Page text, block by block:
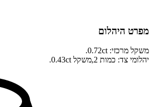
מפרט היהלום
משקל מרכזי: 0.72ct.
יהלומי צד: כמות 2,משקל 0.43ct.